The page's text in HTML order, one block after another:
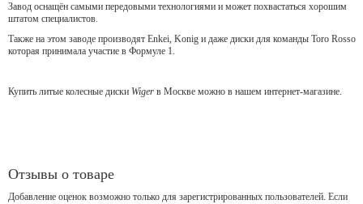
Завод оснащён самыми передовыми технологиями и может похвастаться хорошим
штатом специалистов.
Также на этом заводе производят Enkei, Konig и даже диски для команды Toro Rosso
которая принимала участие в Формуле 1.
Купить литые колесные диски Wiger в Москве можно в нашем интернет-магазине.
Отзывы о товаре
Добавление оценок возможно только для зарегистрированных пользователей. Если